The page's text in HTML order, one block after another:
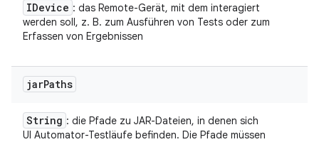
IDevice : das Remote-Gerät, mit dem interagiert
werden soll, z. B. zum Ausführen von Tests oder zum
Erfassen von Ergebnissen
jarPaths
String : die Pfade zu JAR-Dateien, in denen sich
UI Automator-Testläufe befinden. Die Pfade müssen